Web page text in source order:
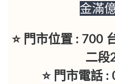
金滿
⭐ 門市位置 : 700
二段
⭐ 門市電話